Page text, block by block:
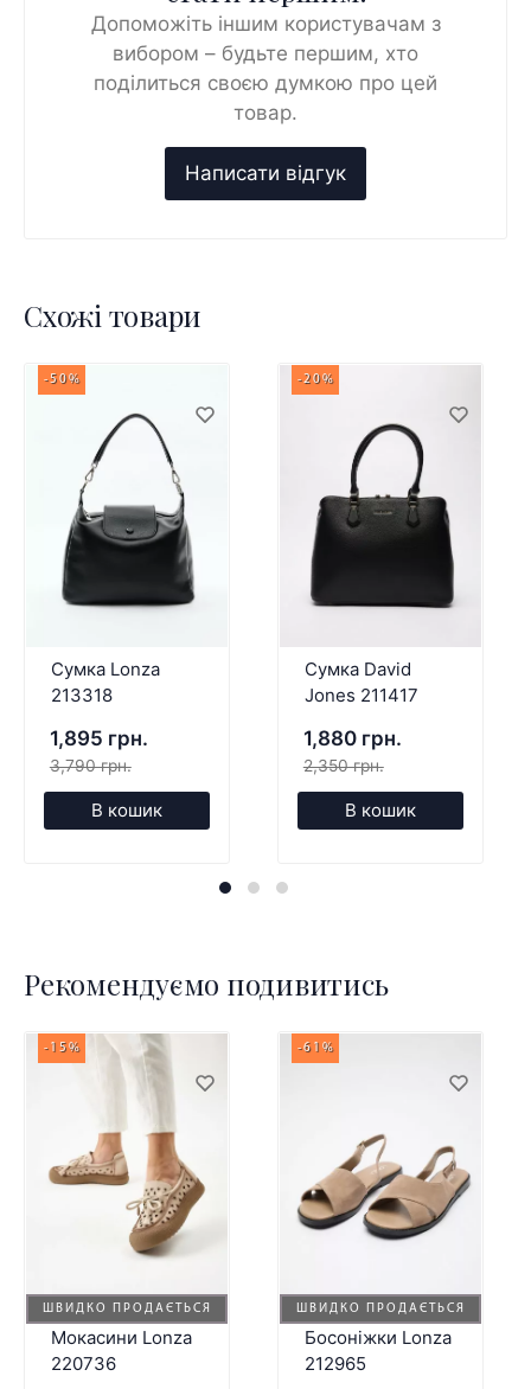
Допоможіть іншим користувачам з
вибором – будьте першим, хто
поділиться своєю думкою про цей
товар.
Схожі товари
-50%
Сумка Lonza
213318
1,895 грн.
3,790 грн.
В кошик
-20%
Сумка David
Jones 211417
1,880 грн.
2,350 грн.
В кошик
Рекомендуємо подивитись
ШВИДКО ПРОДАЄТЬСЯ
-15%
Мокасини Lonza
220736
ШВИДКО ПРОДАЄТЬСЯ
-61%
Босоніжки Lonza
212965